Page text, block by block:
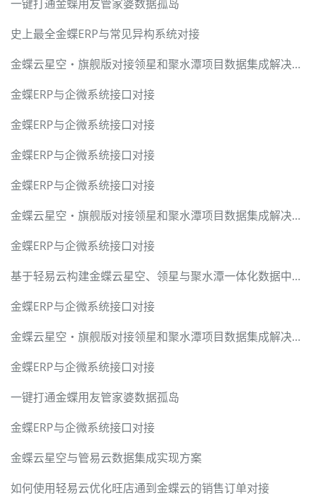
一键打通金蝶用友管家婆数据孤岛
史上最全金蝶ERP与常见异构系统对接
金蝶云星空・旗舰版对接领星和聚水潭项目数据集成解决方案
金蝶ERP与企微系统接口对接
金蝶ERP与企微系统接口对接
金蝶ERP与企微系统接口对接
金蝶ERP与企微系统接口对接
金蝶云星空・旗舰版对接领星和聚水潭项目数据集成解决方案
金蝶ERP与企微系统接口对接
基于轻易云构建金蝶云星空、领星与聚水潭一体化数据中台的深度解决方案
金蝶ERP与企微系统接口对接
金蝶云星空・旗舰版对接领星和聚水潭项目数据集成解决方案
金蝶ERP与企微系统接口对接
一键打通金蝶用友管家婆数据孤岛
金蝶ERP与企微系统接口对接
金蝶云星空与管易云数据集成实现方案
如何使用轻易云优化旺店通到金蝶云的销售订单对接